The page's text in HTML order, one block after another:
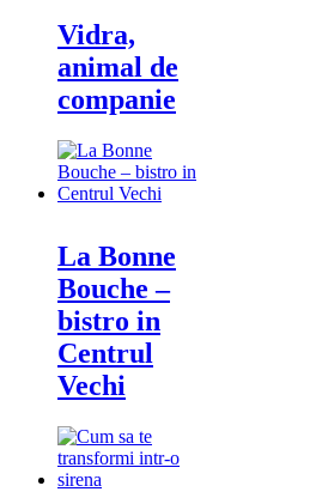
Vidra,
animal de
companie
La Bonne
Bouche –
bistro in
Centrul
Vechi